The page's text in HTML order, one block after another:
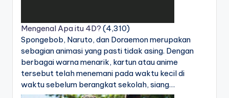
Mengenal Apa itu 4D? (4,310)
Spongebob, Naruto, dan Doraemon merupakan
sebagian animasi yang pasti tidak asing. Dengan
berbagai warna menarik, kartun atau anime
tersebut telah menemani pada waktu kecil di
waktu sebelum berangkat sekolah, siang…